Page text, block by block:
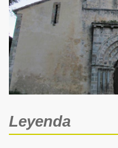
Leyenda